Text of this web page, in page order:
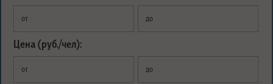
от до
Цена (руб./чел):
от до